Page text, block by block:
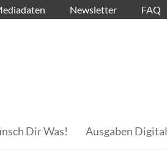
Newsletter FAQ
Dir Was! Ausgaben Digital